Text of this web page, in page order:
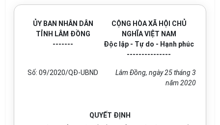
ỦY BAN NHÂN DÂN
TỈNH LÂM ĐỒNG
-------
CỘNG HÒA XÃ HỘI CHỦ
NGHĨA VIỆT NAM
Độc lập - Tự do - Hạnh phúc
---------------
Số: 09/2020/QĐ-UBND Lâm Đồng, ngày25tháng3
năm 2020
QUYẾT ĐỊNH